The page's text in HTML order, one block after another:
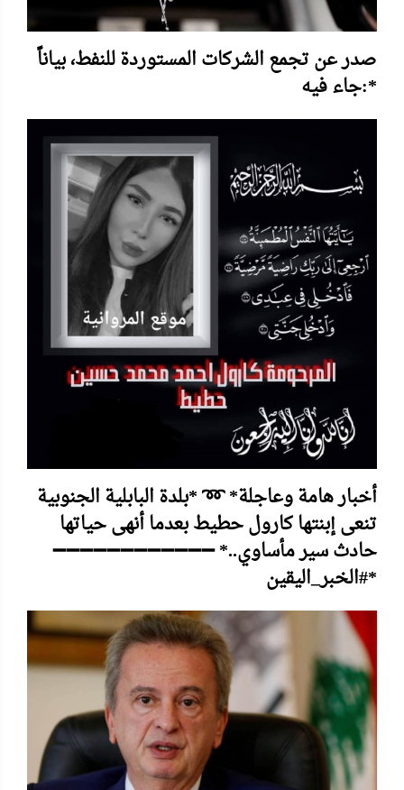
صدر عن تجمع الشركات المستوردة للنفط، بياناً
جاء فيه:*
أخبار هامة وعاجلة* ➿ *بلدة البابلية الجنوبية
تنعى إبنتها كارول حطيط بعدما أنهى حياتها
حادث سير مأساوي..* ➖➖➖➖➖➖➖➖➖➖➖➖
*#الخبر_اليقين